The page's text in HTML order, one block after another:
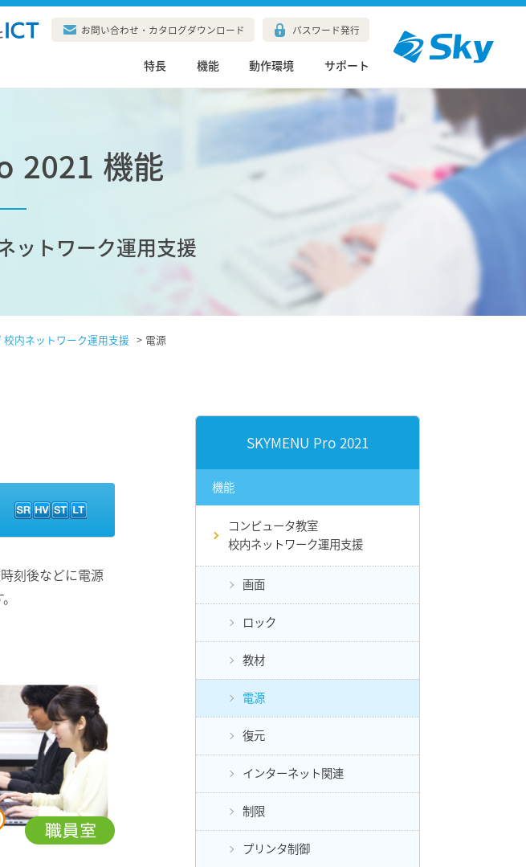
お問い合わせ・カタログダウンロード パスワード発行
特長 機能 動作環境 サポート
2021 機能
ットワーク運用支援
内ネットワーク運用支援 > 電源
刻後などに電源
SKYMENU Pro 2021
機能
コンピュータ教室
校内ネットワーク運用支援
画面
ロック
教材
電源
復元
インターネット関連
制限
プリンタ制御